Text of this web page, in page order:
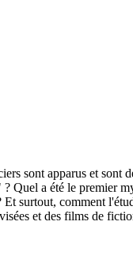
sont apparus et sont
Quel a été le premier
surtout, comment
et des films de